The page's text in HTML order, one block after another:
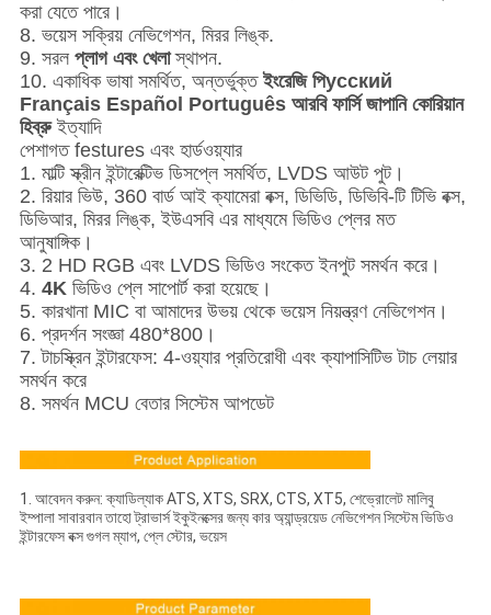
করা যেতে পারে।
8. ভয়েস সক্রিয় নেভিগেশন, মিরর লিঙ্ক.
9. সরল প্লাগ এবং খেলাস্থাপন.
10. একাধিক ভাষা সমর্থিত, অন্তর্ভুক্তইংরেজি পিусский
Français Español Português আরবি ফার্সি জাপানি কোরিয়ান
হিব্রুইত্যাদি
পেশাগত festures এবং হার্ডওয়্যার
1. মাল্টি স্ক্রীন ইন্টারেক্টিভ ডিসপ্লে সমর্থিত, LVDS আউট পুট।
2. রিয়ার ভিউ, 360 বার্ড আই ক্যামেরা বক্স, ডিভিডি, ডিভিবি-টি টিভি বক্স,
ডিভিআর, মিরর লিঙ্ক, ইউএসবি এর মাধ্যমে ভিডিও প্লের মত
আনুষাঙ্গিক।
3. 2 HD RGB এবং LVDS ভিডিও সংকেত ইনপুট সমর্থন করে।
4. 4K ভিডিও প্লে সাপোর্ট করা হয়েছে।
5. কারখানা MIC বা আমাদের উভয় থেকে ভয়েস নিয়ন্ত্রণ নেভিগেশন।
6. প্রদর্শন সংজ্ঞা 480*800।
7. টাচস্ক্রিন ইন্টারফেস: 4-ওয়্যার প্রতিরোধী এবং ক্যাপাসিটিভ টাচ লেয়ার
সমর্থন করে
8. সমর্থন MCU বেতার সিস্টেম আপডেট
1. আবেদন করুন: ক্যাডিল্যাক ATS, XTS, SRX, CTS, XT5, শেভ্রোলেট মালিবু
ইম্পালা সাবারবান তাহো ট্রাভার্স ইকুইনক্সের জন্য কার অ্যান্ড্রয়েড নেভিগেশন সিস্টেম ভিডিও
ইন্টারফেস বক্স গুগল ম্যাপ, প্লে স্টোর, ভয়েস